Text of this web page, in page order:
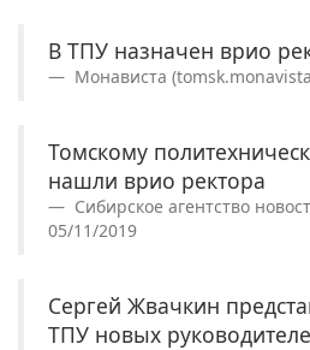
В ТПУ назначен врио
Монависта
Томскому
нашли врио ректора
Сибирское агентство
05/11/2019
Сергей Жвачкин
ТПУ новых